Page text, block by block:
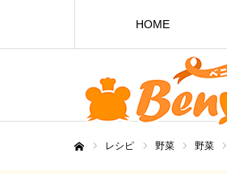
HOME
レシピ 野菜 野菜